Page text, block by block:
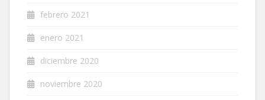
febrero 2021
enero 2021
diciembre 2020
noviembre 2020